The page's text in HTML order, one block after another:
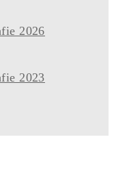
2026
2023